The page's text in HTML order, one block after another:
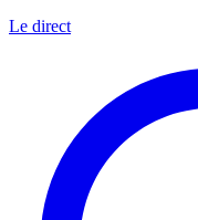
Le direct